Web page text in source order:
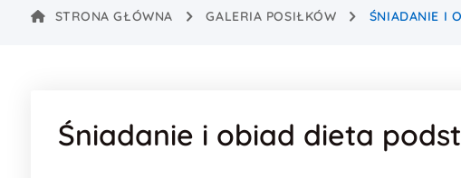
STRONA GŁÓWNA GALERIA POSIŁKÓW ŚNIADANIE I
Śniadanie i obiad dieta